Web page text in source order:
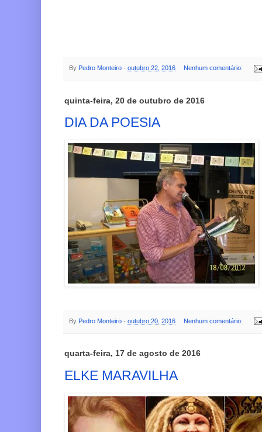
By Pedro Monteiro - outubro 22, 2016 Nenhum comentário:
quinta-feira, 20 de outubro de 2016
DIA DA POESIA
By Pedro Monteiro - outubro 20, 2016 Nenhum comentário:
quarta-feira, 17 de agosto de 2016
ELKE MARAVILHA